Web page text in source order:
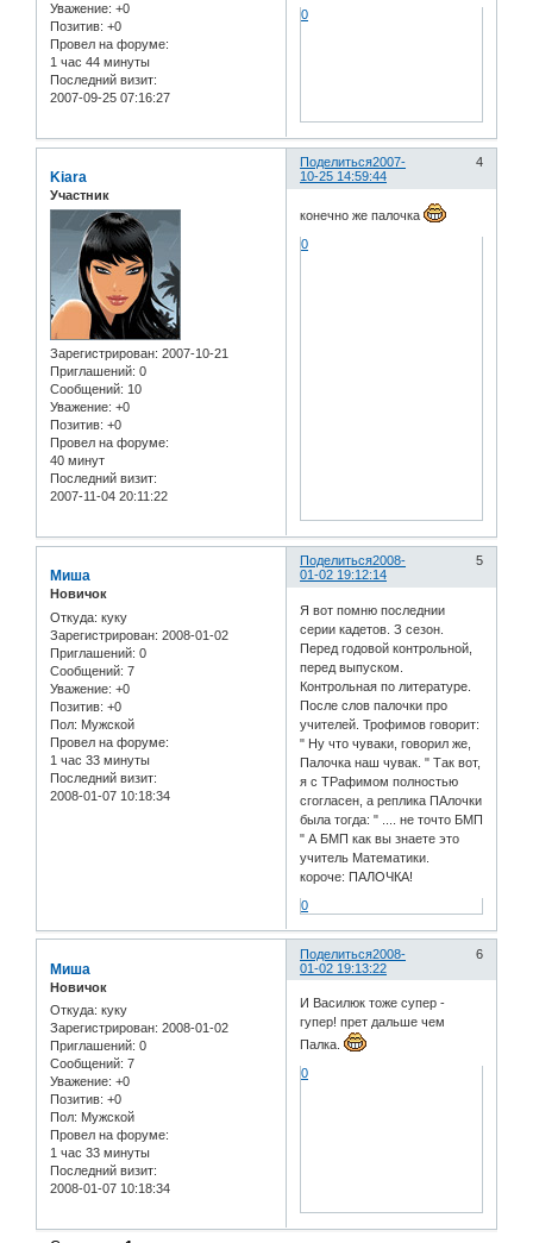
Уважение: +0
Позитив: +0
Провел на форуме:
1 час 44 минуты
Последний визит:
2007-09-25 07:16:27
0
Поделиться 4
2007-
10-25 14:59:44
Kiara
Участник
Зарегистрирован: 2007-10-21
Приглашений: 0
Сообщений: 10
Уважение: +0
Позитив: +0
Провел на форуме:
40 минут
Последний визит:
2007-11-04 20:11:22
конечно же палочка
0
Поделиться 5
2008-
01-02 19:12:14
Миша
Новичок
Откуда: куку
Зарегистрирован: 2008-01-02
Приглашений: 0
Сообщений: 7
Уважение: +0
Позитив: +0
Пол: Мужской
Провел на форуме:
1 час 33 минуты
Последний визит:
2008-01-07 10:18:34
Я вот помню последнии
серии кадетов. З сезон.
Перед годовой контрольной,
перед выпуском.
Контрольная по литературе.
После слов палочки про
учителей. Трофимов говорит:
" Ну что чуваки, говорил же,
Палочка наш чувак. " Так вот,
я с ТРафимом полностью
сгогласен, а реплика ПАлочки
была тогда: " .... не точто БМП
" А БМП как вы знаете это
учитель Математики.
короче: ПАЛОЧКА!
0
Поделиться 6
2008-
01-02 19:13:22
Миша
Новичок
Откуда: куку
Зарегистрирован: 2008-01-02
Приглашений: 0
Сообщений: 7
Уважение: +0
Позитив: +0
Пол: Мужской
Провел на форуме:
1 час 33 минуты
Последний визит:
2008-01-07 10:18:34
И Василюк тоже супер -
гупер! прет дальше чем
Палка.
0